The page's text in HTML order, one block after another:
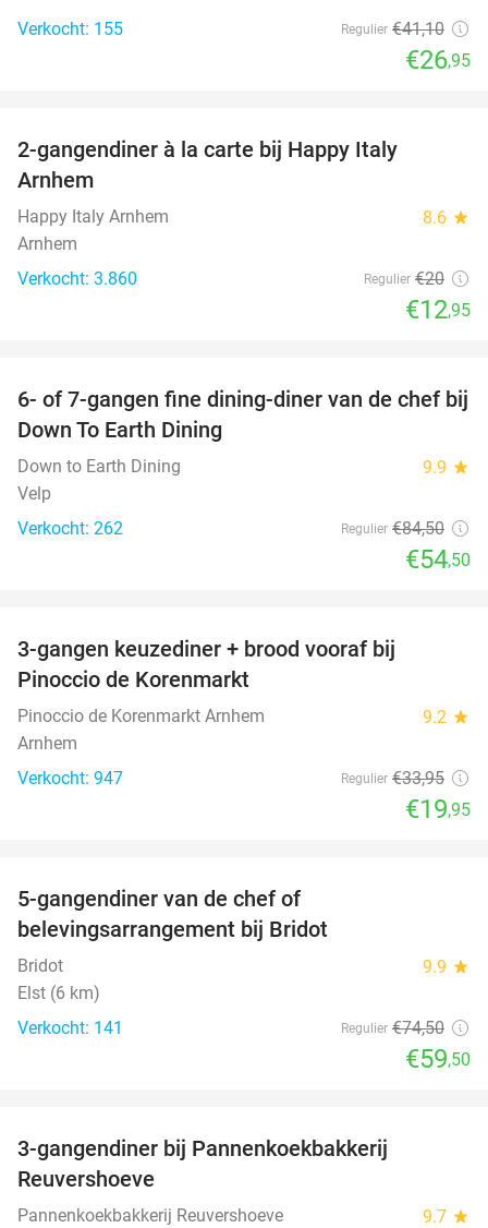
Verkocht: 155
Regulier €41,10
€26,95
2-gangendiner à la carte bij Happy Italy
Arnhem
Happy Italy Arnhem 8.6 star
Arnhem
Verkocht: 3.860
Regulier €20
€12,95
36%
6- of 7-gangen fine dining-diner van de chef bij
Down To Earth Dining
Down to Earth Dining 9.9 star
Velp
Verkocht: 262
Regulier €84,50
€54,50
3-gangen keuzediner + brood vooraf bij
Pinoccio de Korenmarkt
Pinoccio de Korenmarkt Arnhem 9.2 star
Arnhem
Verkocht: 947
Regulier €33,95
€19,95
5-gangendiner van de chef of
belevingsarrangement bij Bridot
Bridot 9.9 star
Elst (6 km)
Verkocht: 141
Regulier €74,50
€59,50
3-gangendiner bij Pannenkoekbakkerij
Reuvershoeve
Pannenkoekbakkerij Reuvershoeve 9.7 star